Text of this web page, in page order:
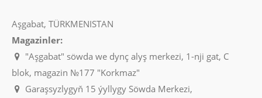
Aşgabat, TÜRKMENISTAN
Magazinler:
"Aşgabat" söwda we dynç alyş merkezi, 1-nji gat, C
blok, magazin №177 "Korkmaz"
Garaşsyzlygyň 15 ýyllygy Söwda Merkezi,